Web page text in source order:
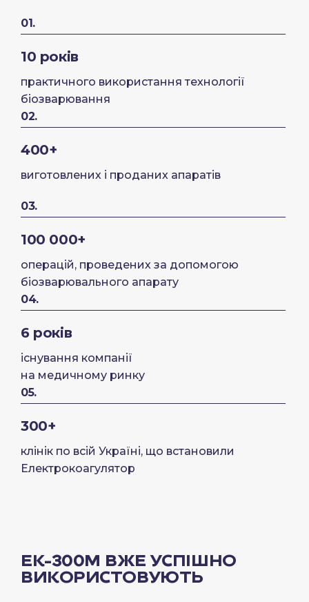
01.
10 років
практичного використання технології
біозварювання
02.
400+
виготовлених і проданих апаратів
03.
100 000+
операцій, проведених за допомогою
біозварювального апарату
04.
6 років
існування компанії
на медичному ринку
05.
300+
клінік по всій Україні, що встановили
Електрокоагулятор
ЕК-300М ВЖЕ УСПІШНО
ВИКОРИСТОВУЮТЬ